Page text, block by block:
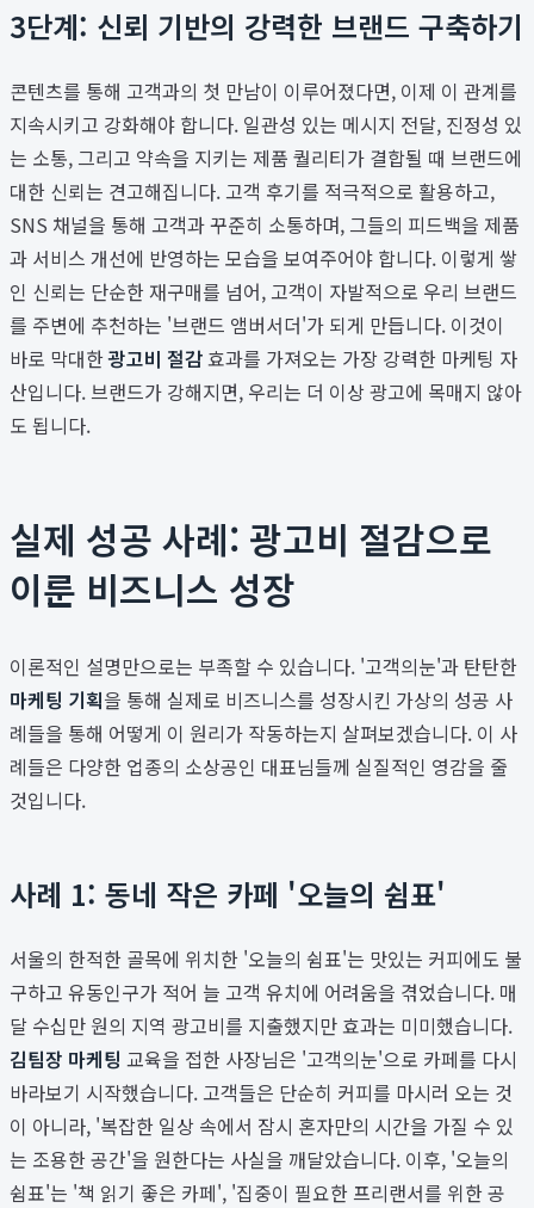
3단계: 신뢰 기반의 강력한 브랜드 구축하기
콘텐츠를 통해 고객과의 첫 만남이 이루어졌다면, 이제 이 관계를
지속시키고 강화해야 합니다. 일관성 있는 메시지 전달, 진정성 있
는 소통, 그리고 약속을 지키는 제품 퀄리티가 결합될 때 브랜드에
대한 신뢰는 견고해집니다. 고객 후기를 적극적으로 활용하고,
SNS 채널을 통해 고객과 꾸준히 소통하며, 그들의 피드백을 제품
과 서비스 개선에 반영하는 모습을 보여주어야 합니다. 이렇게 쌓
인 신뢰는 단순한 재구매를 넘어, 고객이 자발적으로 우리 브랜드
를 주변에 추천하는 '브랜드 앰버서더'가 되게 만듭니다. 이것이
바로 막대한광고비 절감효과를 가져오는 가장 강력한 마케팅 자
산입니다. 브랜드가 강해지면, 우리는 더 이상 광고에 목매지 않아
도 됩니다.
실제 성공 사례: 광고비 절감으로
이룬 비즈니스 성장
이론적인 설명만으로는 부족할 수 있습니다. '고객의눈'과 탄탄한
마케팅 기획을 통해 실제로 비즈니스를 성장시킨 가상의 성공 사
례들을 통해 어떻게 이 원리가 작동하는지 살펴보겠습니다. 이 사
례들은 다양한 업종의 소상공인 대표님들께 실질적인 영감을 줄
것입니다.
사례 1: 동네 작은 카페 '오늘의 쉼표'
서울의 한적한 골목에 위치한 '오늘의 쉼표'는 맛있는 커피에도 불
구하고 유동인구가 적어 늘 고객 유치에 어려움을 겪었습니다. 매
달 수십만 원의 지역 광고비를 지출했지만 효과는 미미했습니다.
김팀장 마케팅 교육을 접한 사장님은 '고객의눈'으로 카페를 다시
바라보기 시작했습니다. 고객들은 단순히 커피를 마시러 오는 것
이 아니라, '복잡한 일상 속에서 잠시 혼자만의 시간을 가질 수 있
는 조용한 공간'을 원한다는 사실을 깨달았습니다. 이후, '오늘의
쉼표'는 '책 읽기 좋은 카페', '집중이 필요한 프리랜서를 위한 공